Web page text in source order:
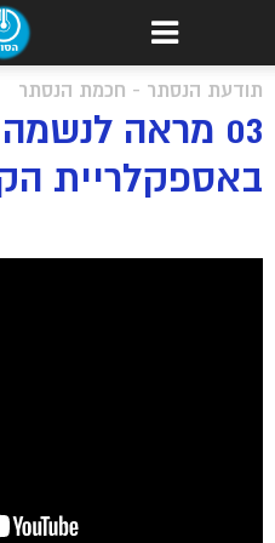
תודעת הנסתר - חכמת הנסתר
03 מראה
באספקלריית